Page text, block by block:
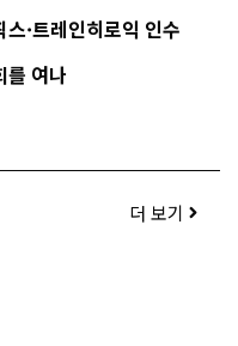
·트레인히로익 인수
를 여나
더 보기